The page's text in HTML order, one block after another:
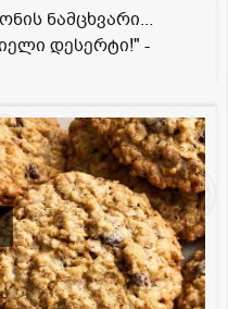
ნამცხვარი...
დესერტი!" -